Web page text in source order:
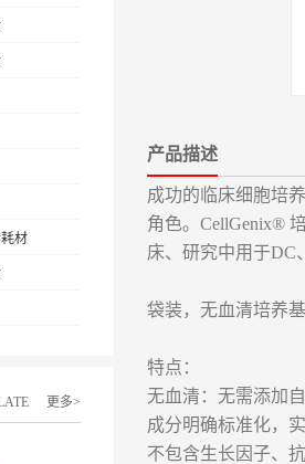
材
更多>
产品描述
成功的临床细胞培
角色。CellGenix®
床、研究中用于DC
袋装，无血清培养
特点：
无血清：无需添加
成分明确标准化，
不包含生长因子、